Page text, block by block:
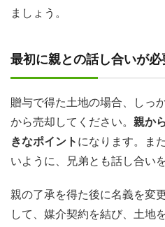
ましょう。
最初に親との話し合いが必
贈与で得た土地の場合、しっ
から売却してください。 親か
きなポイント になります。ま
いように、兄弟とも話し合い
親の了承を得た後に名義を変
して、媒介契約を結び、土地